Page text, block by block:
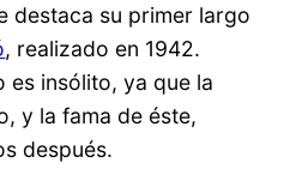
destaca su primer largo
, realizado en 1942.
es insólito, ya que la
y la fama de éste,
después.